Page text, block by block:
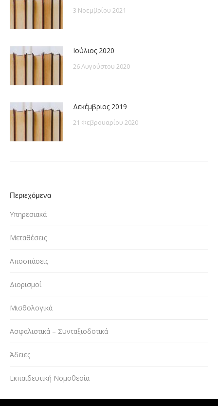
3 Νοεμβρίου 2021
Ιούλιος 2020
26 Αυγούστου 2020
Δεκέμβριος 2019
21 Φεβρουαρίου 2020
Περιεχόμενα
Υπηρεσιακά
Μεταθέσεις
Αποσπάσεις
Διορισμοί
Μισθολογικά
Ασφαλιστικά – Συνταξιοδοτικά
Άδειες
Εκπαιδευτική Νομοθεσία